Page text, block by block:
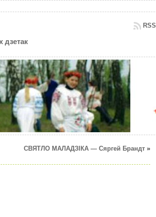
дзетак
RSS
CВЯТЛО МАЛАДЗІКА — Сяргей Брандт»